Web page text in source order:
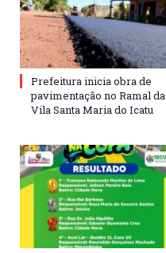
Prefeitura inicia obra de
pavimentação no Ramal da
Vila Santa Maria do Icatu